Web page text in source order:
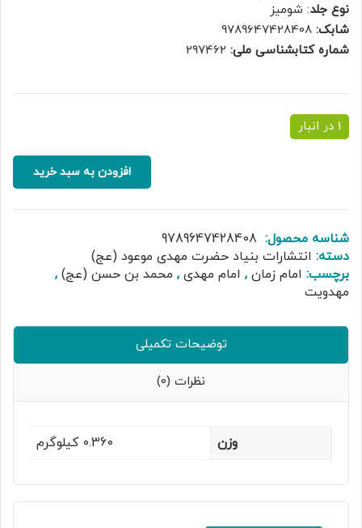
نوع جلد: شومیز
شابک: 9789647428408
شماره کتابشناسی ملی:
1 در انبار
مهدویت
عدد
افزودن به سبد خرید
شناسه محصول: 9789647428408
دسته: انتشارات بنیاد حضرت مهدی موعود (عج)
برچسب: امام زمان , امام مهدی , محمد بن حسن (عج) ,
مهدویت
توضیحات تکمیلی
نظرات (0)
وزن 0.360 کیلوگرم